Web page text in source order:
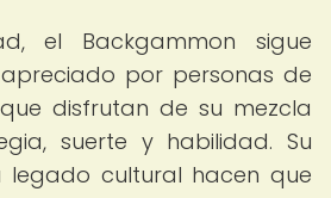
el Backgammon sigue
por personas de
disfrutan de su mezcla
suerte y habilidad. Su
legado cultural hacen que